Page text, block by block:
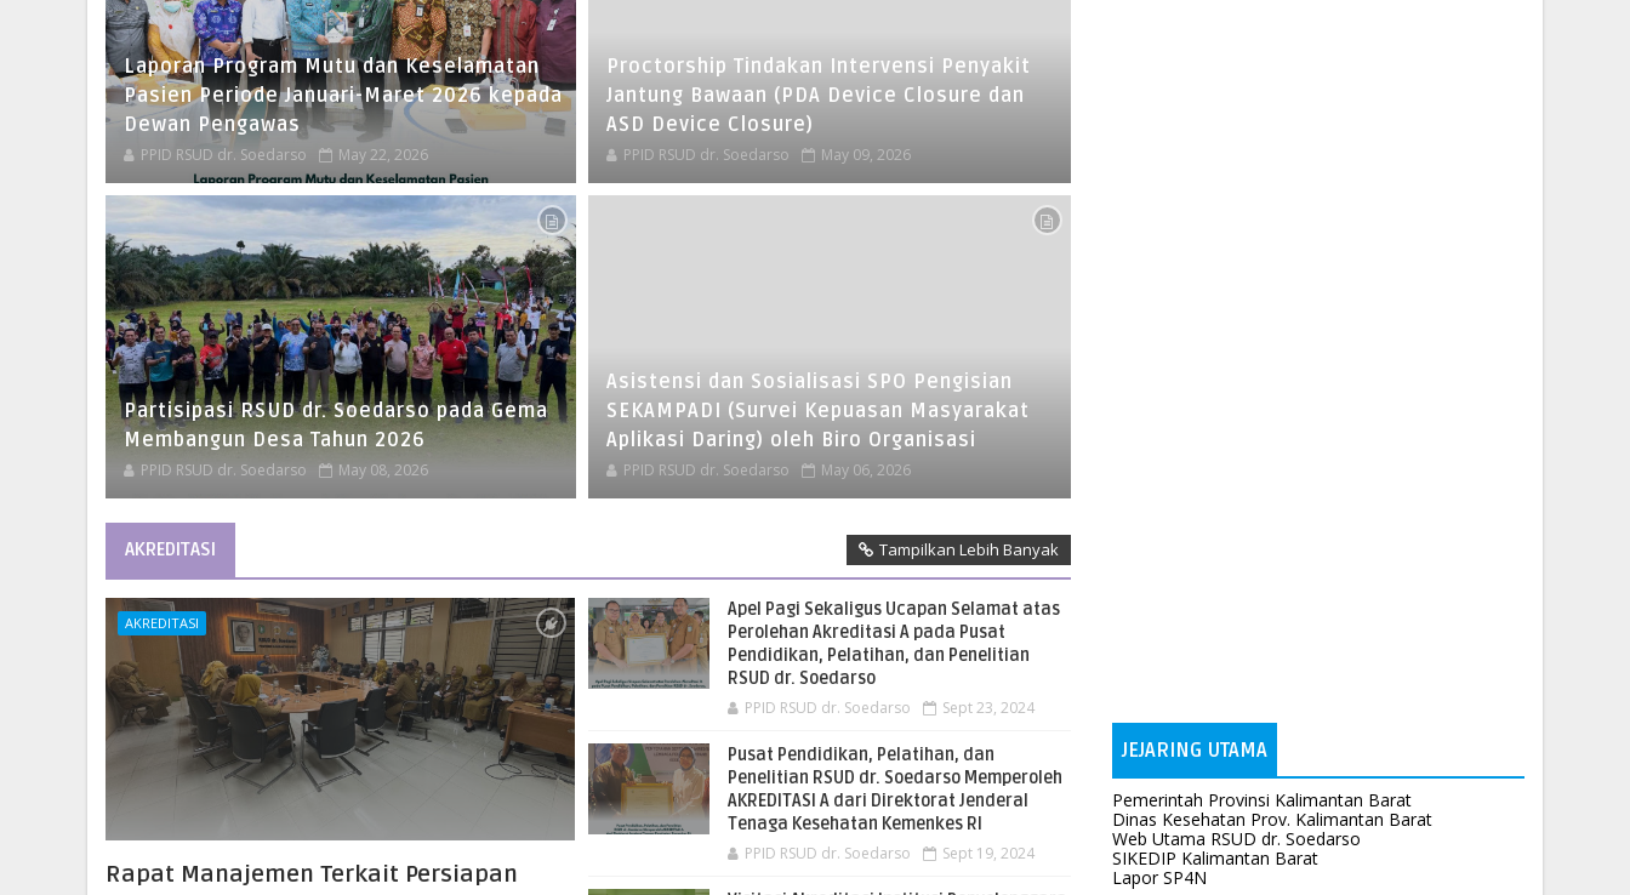
Laporan Program Mutu dan Keselamatan
Pasien Periode Januari-Maret 2026 kepada
Dewan Pengawas
PPID RSUD dr. Soedarso May 22, 2026
Proctorship Tindakan Intervensi Penyakit
Jantung Bawaan (PDA Device Closure dan
ASD Device Closure)
PPID RSUD dr. Soedarso May 09, 2026
Partisipasi RSUD dr. Soedarso pada Gema
Membangun Desa Tahun 2026
PPID RSUD dr. Soedarso May 08, 2026
Asistensi dan Sosialisasi SPO Pengisian
SEKAMPADI (Survei Kepuasan Masyarakat
Aplikasi Daring) oleh Biro Organisasi
PPID RSUD dr. Soedarso May 06, 2026
AKREDITASI Tampilkan Lebih Banyak
AKREDITASI
Rapat Manajemen Terkait Persiapan
Apel Pagi Sekaligus Ucapan Selamat atas
Perolehan Akreditasi A pada Pusat
Pendidikan, Pelatihan, dan Penelitian
RSUD dr. Soedarso
PPID RSUD dr. Soedarso
Sept 23, 2024
Pusat Pendidikan, Pelatihan, dan
Penelitian RSUD dr. Soedarso Memperoleh
AKREDITASI A dari Direktorat Jenderal
Tenaga Kesehatan Kemenkes RI
PPID RSUD dr. Soedarso
Sept 19, 2024
JEJARING UTAMA
Pemerintah Provinsi Kalimantan Barat
Dinas Kesehatan Prov. Kalimantan Barat
Web Utama RSUD dr. Soedarso
SIKEDIP Kalimantan Barat
Lapor SP4N